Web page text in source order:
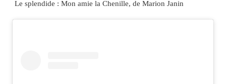
Le splendide : Mon amie la Chenille, de Marion Janin